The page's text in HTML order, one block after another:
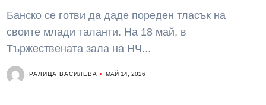
Банско се готви да даде пореден тласък на
своите млади таланти. На 18 май, в
Тържествената зала на НЧ...
РАЛИЦА ВАСИЛЕВА МАЙ 14, 2026